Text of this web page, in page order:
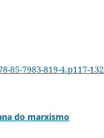
85-7983-819-4.p117-132
do marxismo